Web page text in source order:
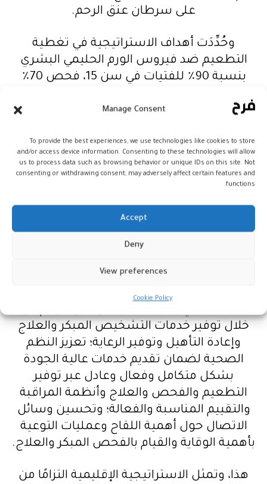
Manage Consent
To provide the best experiences, we use technologies like cookies to store
and/or access device information. Consenting to these technologies will allow
us to process data such as browsing behavior or unique IDs on this site. Not
consenting or withdrawing consent, may adversely affect certain features and
functions.
Accept
Deny
View preferences
Cookie Policy
على سرطان عنق الرحم.
وحُدِّدَت أهداف الاستراتيجية في تغطية
التطعيم ضد فيروس الورم الحليمي البشري
بنسبة 90٪ للفتيات في سن 15، فحص 70٪
90٪ من النساء المصابات قبل الإصابة
بالسرطان.
أما بخصوص الإجراءات التي سطرتها
الأولية من خلال توفير لقاح فيروس الورم
تعزيز فرص القيام بفحص عنق الرحم وعلاجه
قبل الإصابة بالسرطان؛ التخفيف من عبء
خلال توفير خدمات التشخيص المبكر والعلاج
وإعادة التأهيل وتوفير الرعاية؛ تعزيز النظم
الصحية لضمان تقديم خدمات عالية الجودة
بشكل متكامل وفعال وعادل عبر توفير
التطعيم والفحص والعلاج وأنظمة المراقبة
والتقييم المناسبة والفعالة؛ وتحسين وسائل
الاتصال حول أهمية اللقاح وعمليات التوعية
بأهمية الوقاية والقيام بالفحص المبكر والعلاج.
هذا، وتمثل الاستراتيجية الإقليمية التزامًا من